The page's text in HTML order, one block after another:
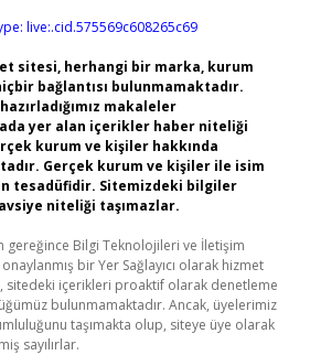
live:.cid.575569c608265c69
sitesi, herhangi bir marka, kurum
bağlantısı bulunmamaktadır.
makaleler
yer alan içerikler haber niteliği
kurum ve kişiler hakkında
Gerçek kurum ve kişiler ile isim
tesadüfidir. Sitemizdeki bilgiler
niteliği taşımazlar.
gereğince Bilgi Teknolojileri ve İletişim
bir Yer Sağlayıcı olarak hizmet
sitedeki içerikleri proaktif olarak denetleme
bulunmamaktadır. Ancak, üyelerimiz
taşımakta olup, siteye üye olarak
sayılırlar.